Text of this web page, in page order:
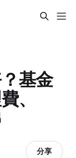
基金
、
分享